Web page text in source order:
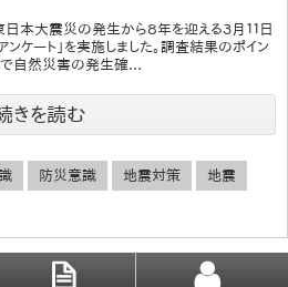
本大震災の発生から８年を迎える３月１１日
ケート」を実施しました。調査結果のポイン
で自然災害の発生確...
きを読む
防災意識 地震対策 地震